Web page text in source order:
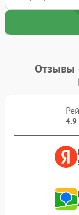
Отзывы
4.9